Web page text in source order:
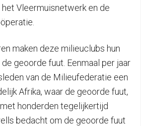
het Vleermuisnetwerk en de
maken deze milieuclubs hun
geoorde fuut. Eenmaal per jaar
van de Milieufederatie een
Afrika, waar de geoorde fuut,
honderden tegelijkertijd
bedacht om de geoorde fuut